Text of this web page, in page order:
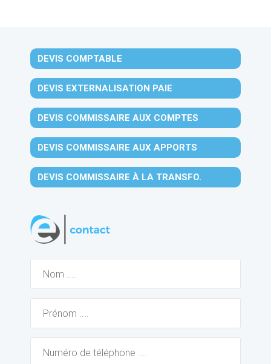
DEVIS COMPTABLE
DEVIS EXTERNALISATION PAIE
DEVIS COMMISSAIRE AUX COMPTES
DEVIS COMMISSAIRE AUX APPORTS
DEVIS COMMISSAIRE À LA TRANSFO.